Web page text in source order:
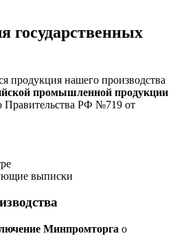
государственных
продукция нашего производства
промышленной продукции
Правительства РФ №719 от
выписки
Минпромторга о